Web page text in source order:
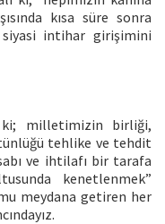
kısa süre sonra
intihar girişimini
ki; milletimizin birliği,
tehlike ve tehdit
ve ihtilafı bir tarafa
kenetlenmek”
meydana getiren her